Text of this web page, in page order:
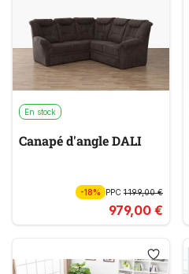
En stock
Canapé d'angle DALI
-18% PPC 1 199,00 €
979,00 €